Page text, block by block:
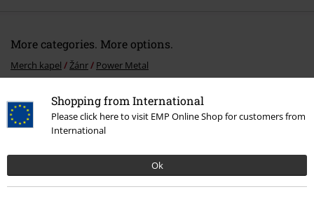
Shopping from International
Please click here to visit EMP Online Shop for customers from
International
Ok
More categories. More options.
Merch kapel Žánr Power Metal
Výprodej % Média CDs
Merch kapel Média CD
20%